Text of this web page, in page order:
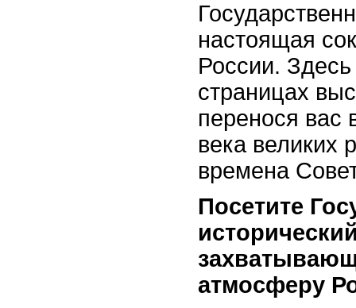
настоящая
России.
страницах
перенося вас
века великих
времена
Посетите
атмосферу